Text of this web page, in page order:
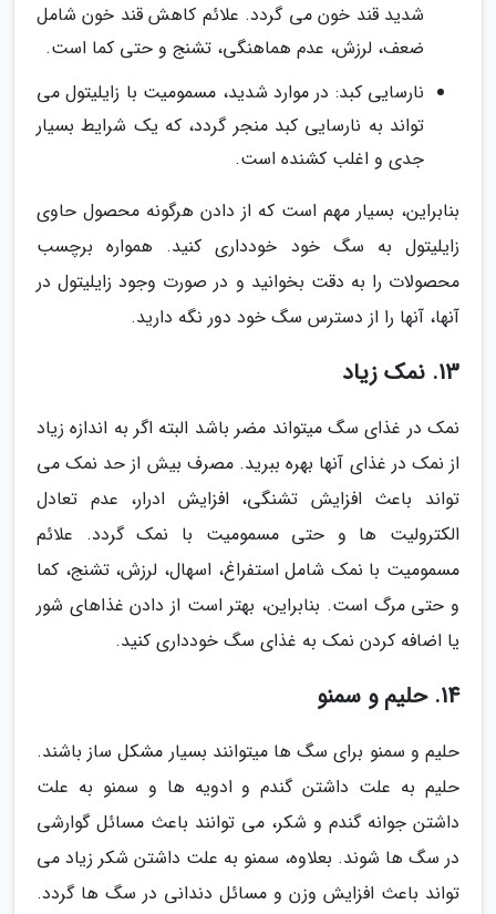
شدید قند خون می گردد. علائم کاهش قند خون شامل
ضعف، لرزش، عدم هماهنگی، تشنج و حتی کما است.
نارسایی کبد: در موارد شدید، مسمومیت با زایلیتول می
تواند به نارسایی کبد منجر گردد، که یک شرایط بسیار
جدی و اغلب کشنده است.
بنابراین، بسیار مهم است که از دادن هرگونه محصول حاوی
زایلیتول به سگ خود خودداری کنید. همواره برچسب
محصولات را به دقت بخوانید و در صورت وجود زایلیتول در
آنها، آنها را از دسترس سگ خود دور نگه دارید.
13. نمک زیاد
نمک در غذای سگ میتواند مضر باشد البته اگر به اندازه زیاد
از نمک در غذای آنها بهره ببرید. مصرف بیش از حد نمک می
تواند باعث افزایش تشنگی، افزایش ادرار، عدم تعادل
الکترولیت ها و حتی مسمومیت با نمک گردد. علائم
مسمومیت با نمک شامل استفراغ، اسهال، لرزش، تشنج، کما
و حتی مرگ است. بنابراین، بهتر است از دادن غذاهای شور
یا اضافه کردن نمک به غذای سگ خودداری کنید.
14. حلیم و سمنو
حلیم و سمنو برای سگ ها میتوانند بسیار مشکل ساز باشند.
حلیم به علت داشتن گندم و ادویه ها و سمنو به علت
داشتن جوانه گندم و شکر، می توانند باعث مسائل گوارشی
در سگ ها شوند. بعلاوه، سمنو به علت داشتن شکر زیاد می
تواند باعث افزایش وزن و مسائل دندانی در سگ ها گردد.